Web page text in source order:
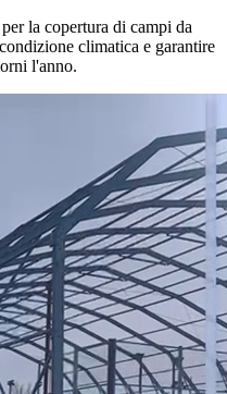
la copertura di campi da
climatica e garantire
l'anno.